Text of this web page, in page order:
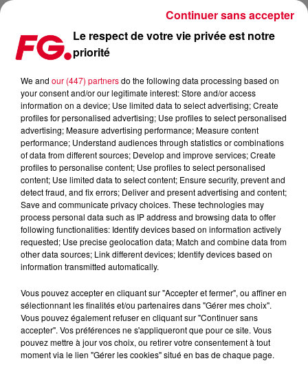
DE L’INÉDIT POUR LES CHAINSMOKERS
Publié : 14 février 2018 à 11h01 par La rédaction
Le duo américainThe Chainsmokers est en ce moment en
Le respect de votre vie privée est notre
priorité
We and our (447) partnersdo the following data processing based on
your consent and/or our legitimate interest: Store and/or access
information on a device; Use limited data to select advertising; Create
profiles for personalised advertising; Use profiles to select personalised
advertising; Measure advertising performance; Measure content
performance; Understand audiences through statistics or combinations
of data from different sources; Develop and improve services; Create
profiles to personalise content; Use profiles to select personalised
content; Use limited data to select content; Ensure security, prevent and
detect fraud, and fix errors; Deliver and present advertising and content;
Save and communicate privacy choices. These technologies may
process personal data such as IP address and browsing data to offer
following functionalities: Identify devices based on information actively
requested; Use precise geolocation data; Match and combine data from
other data sources; Link different devices; Identify devices based on
information transmitted automatically.
Vous pouvez accepter en cliquant sur "Accepter et fermer", ou affiner en
sélectionnant les finalités et/ou partenaires dans "Gérer mes choix".
Vous pouvez également refuser en cliquant sur "Continuer sans
accepter". Vos préférences ne s'appliqueront que pour ce site. Vous
pouvez mettre à jour vos choix, ou retirer votre consentement à tout
moment via le lien "Gérer les cookies" situé en bas de chaque page.
Continuer sans accepter